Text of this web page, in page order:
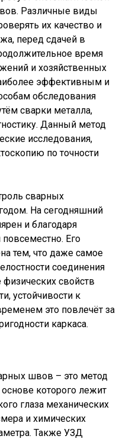
Различные виды
их качество и
перед сдачей в
время
и хозяйственных
эффективным и
обследования
сварки металла,
Данный метод
исследования,
по точности
сварных
На сегодняшний
и благодаря
повсеместно. Его
тем, что даже самое
соединения
свойств
устойчивости к
это повлечёт за
каркаса.
швов – это метод
которого лежит
глаза механических
и химических
Также УЗД